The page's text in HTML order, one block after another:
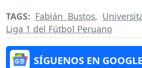
TAGS: Fabián Bustos,
Liga 1 del Fútbol Peruano
SÍGUENOS EN